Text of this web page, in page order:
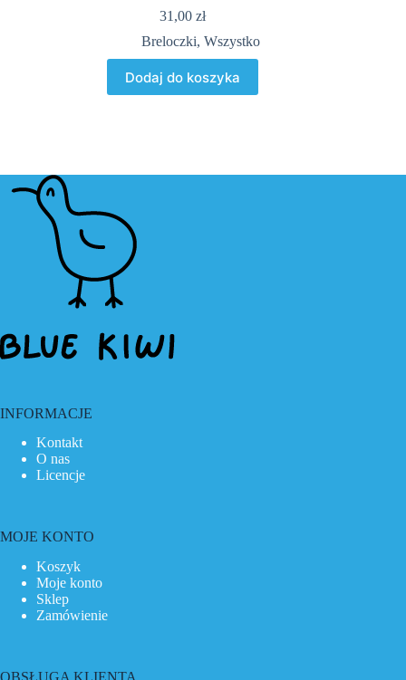
31,00zł
Breloczki,Wszystko
Dodaj do koszyka
INFORMACJE
Kontakt
O nas
Licencje
MOJE KONTO
Koszyk
Moje konto
Sklep
Zamówienie